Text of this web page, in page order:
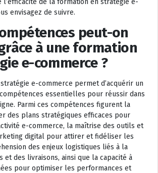
l’efficacité de la formation en stratégie e-
envisagez de suivre.
peut-on
à une formation
e-commerce ?
e-commerce permet d’acquérir un
essentielles pour réussir dans
Parmi ces compétences figurent la
des plans stratégiques efficaces pour
e-commerce, la maîtrise des outils et
digital pour attirer et fidéliser les
des enjeux logistiques liés à la
et des livraisons, ainsi que la capacité à
pour optimiser les performances et